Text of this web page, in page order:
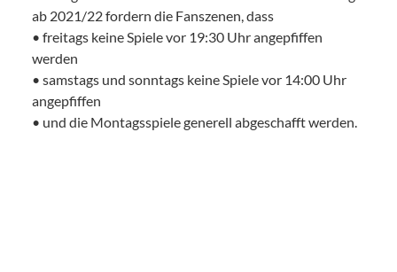
ab 2021/22 fordern die Fanszenen, dass
• freitags keine Spiele vor 19:30 Uhr angepfiffen
werden
• samstags und sonntags keine Spiele vor 14:00 Uhr
angepfiffen
• und die Montagsspiele generell abgeschafft werden.